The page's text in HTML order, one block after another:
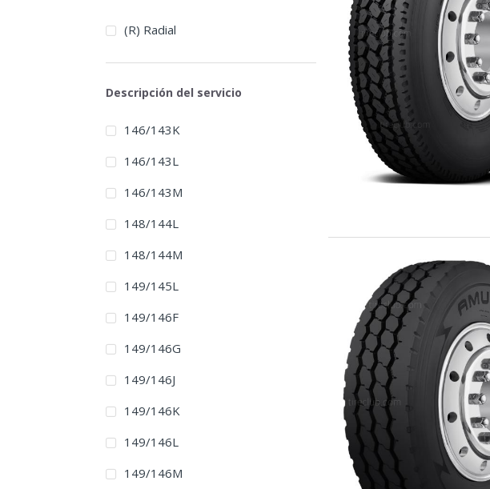
(R) Radial
Descripción del servicio
146/143K
146/143L
146/143M
148/144L
148/144M
149/145L
149/146F
149/146G
149/146J
149/146K
149/146L
149/146M